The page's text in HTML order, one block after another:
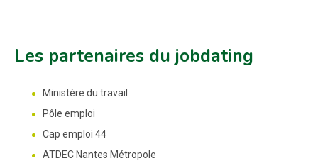
Les partenaires du jobdating
Ministère du travail
Pôle emploi
Cap emploi 44
ATDEC Nantes Métropole